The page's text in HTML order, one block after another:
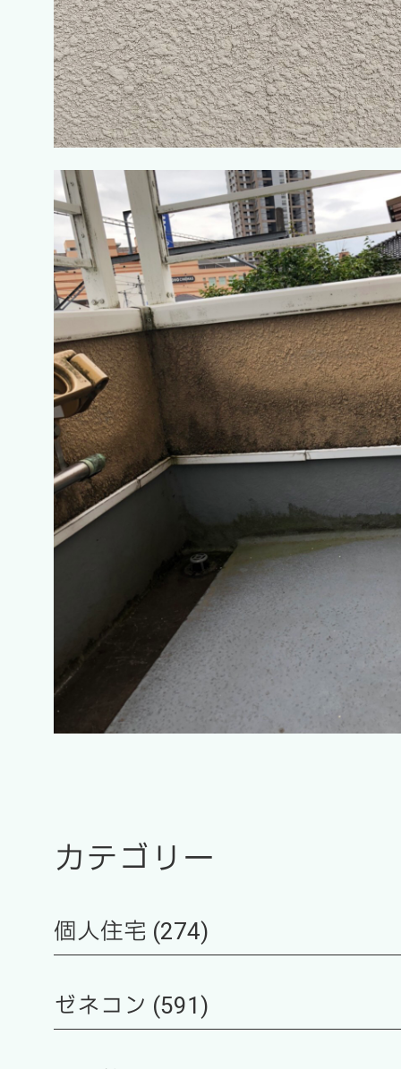
カテゴリー
個人住宅 (274)
ゼネコン (591)